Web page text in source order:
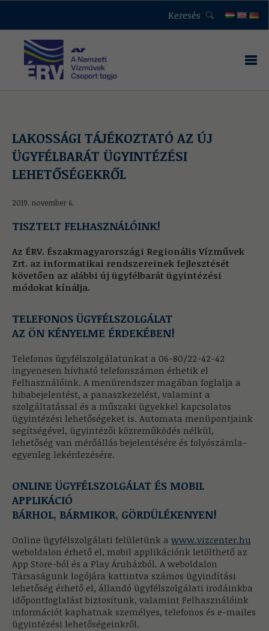
Keresés
LAKOSSÁGI TÁJÉKOZTATÓ AZ ÚJ
ÜGYFÉLBARÁT ÜGYINTÉZÉSI
LEHETŐSÉGEKRŐL
2019. november 6.
TISZTELT FELHASZNÁLÓINK!
Az ÉRV. Északmagyarországi Regionális Vízművek
Zrt. az informatikai rendszereinek fejlesztését
követően az alábbi új ügyfélbarát ügyintézési
módokat kínálja.
TELEFONOS ÜGYFÉLSZOLGÁLAT
AZ ÖN KÉNYELME ÉRDEKÉBEN!
Telefonos ügyfélszolgálatunkat a 06-80/22-42-42
ingyenesen hívható telefonszámon érhetik el
Felhasználóink. A menürendszer magában foglalja a
hibabejelentést, a panaszkezelést, valamint a
szolgáltatással és a műszaki ügyekkel kapcsolatos
ügyintézési lehetőségeket is. Automata menüpontjaink
segítségével, ügyintézői közreműködés nélkül,
lehetőség van mérőállás bejelentésére és folyószámla-
egyenleg lekérdezésére.
ONLINE ÜGYFÉLSZOLGÁLAT ÉS MOBIL
APPLIKÁCIÓ
BÁRHOL, BÁRMIKOR, GÖRDÜLÉKENYEN!
Online ügyfélszolgálati felületünk a www.vizcenter.hu
weboldalon érhető el, mobil applikációnk letölthető az
App Store-ból és a Play Áruházból. A weboldalon
Társaságunk logójára kattintva számos ügyindítási
lehetőség érhető el, állandó ügyfélszolgálati irodáinkba
időpontfoglalást biztosítunk, valamint Felhasználóink
információt kaphatnak személyes, telefonos és e-mailes
ügyintézési lehetőségeinkről.